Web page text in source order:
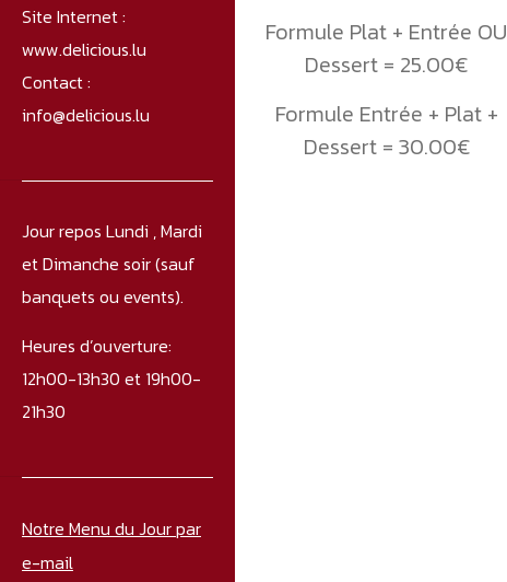
Formule Plat + Entrée OU
Dessert = 25.00€
Formule Entrée + Plat +
Dessert = 30.00€
Site Internet :
www.delicious.lu
Contact :
info@delicious.lu
Jour repos Lundi , Mardi
et Dimanche soir (sauf
banquets ou events).
Heures d’ouverture:
12h00-13h30 et 19h00-
21h30
Notre Menu du Jour par
e-mail